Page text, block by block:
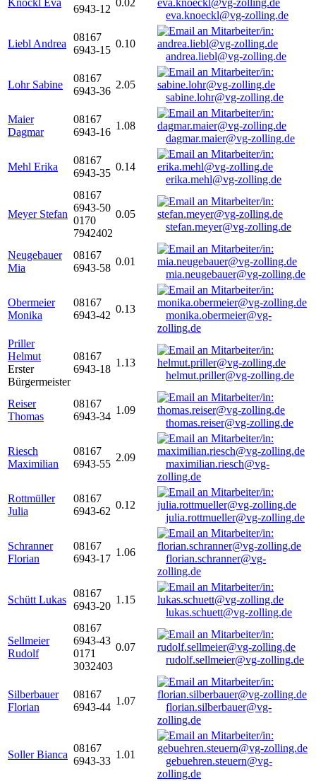
Knöckl Eva
6943-12
0.02
eva.knoeckl@vg-zolling.de
Liebl Andrea
08167
6943-15
0.10
andrea.liebl@vg-zolling.de
Lohr Sabine
08167
6943-36
2.05
sabine.lohr@vg-zolling.de
Maier
Dagmar
08167
6943-16
1.08
dagmar.maier@vg-zolling.de
Mehl Erika
08167
6943-35
0.14
erika.mehl@vg-zolling.de
Meyer Stefan
08167
6943-50
0170
7942402
0.05
stefan.meyer@vg-zolling.de
Neugebauer
Mia
08167
6943-58
0.01
mia.neugebauer@vg-zolling.de
Obermeier
Monika
08167
6943-42
0.13
monika.obermeier@vg-
zolling.de
Priller
Helmut
Erster
Bürgermeister
08167
6943-18
1.13
helmut.priller@vg-zolling.de
Reiser
Thomas
08167
6943-34
1.09
thomas.reiser@vg-zolling.de
Riesch
Maximilian
08167
6943-55
2.09
maximilian.riesch@vg-
zolling.de
Rottmüller
Julia
08167
6943-62
0.12
julia.rottmueller@vg-zolling.de
Schranner
Florian
08167
6943-17
1.06
florian.schranner@vg-
zolling.de
Schütt Lukas
08167
6943-20
1.15
lukas.schuett@vg-zolling.de
Sellmeier
Rudolf
08167
6943-43
0171
3032403
0.07
rudolf.sellmeier@vg-zolling.de
Silberbauer
Florian
08167
6943-44
1.07
florian.silberbauer@vg-
zolling.de
Soller Bianca
08167
6943-33
1.01
gebuehren.steuern@vg-
zolling.de